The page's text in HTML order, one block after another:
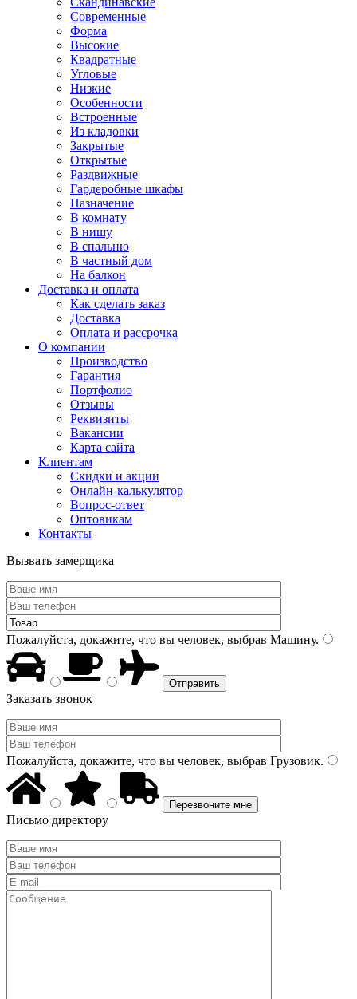
Современные
Форма
Высокие
Квадратные
Угловые
Низкие
Особенности
Встроенные
Из кладовки
Закрытые
Открытые
Раздвижные
Гардеробные шкафы
Назначение
В комнату
В нишу
В спальню
В частный дом
На балкон
Доставка и оплата
Как сделать заказ
Доставка
Оплата и рассрочка
О компании
Производство
Гарантия
Портфолио
Отзывы
Реквизиты
Вакансии
Карта сайта
Клиентам
Скидки и акции
Онлайн-калькулятор
Вопрос-ответ
Оптовикам
Контакты
Вызвать замерщика
Пожалуйста, докажите, что вы человек, выбрав Машину.
Заказать звонок
Пожалуйста, докажите, что вы человек, выбрав Грузовик.
Письмо директору